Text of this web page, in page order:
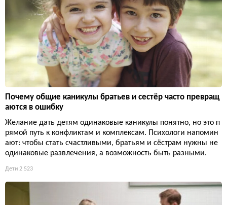
Почему общие каникулы братьев и сестёр часто превращ
аются в ошибку
Желание дать детям одинаковые каникулы понятно, но это п
рямой путь к конфликтам и комплексам. Психологи напомин
ают: чтобы стать счастливыми, братьям и сёстрам нужны не
одинаковые развлечения, а возможность быть разными.
Дети 2 523